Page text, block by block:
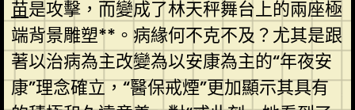
苗是攻擊，而變成了林天秤舞台上的兩座極
端背景雕塑**。病緣何不克不及？尤其是跟
著以治病為主改變為以安康為主的“年夜安
康”理念確立，“醫保戒煙”更加顯示其具有